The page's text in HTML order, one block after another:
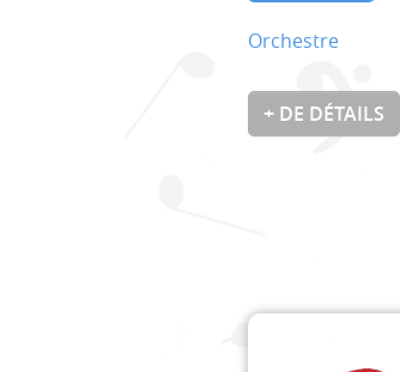
Orchestre
+ DE DÉTAILS